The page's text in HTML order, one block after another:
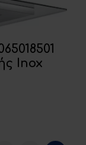
Inox